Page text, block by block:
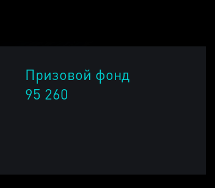
Призовой фонд
95 260